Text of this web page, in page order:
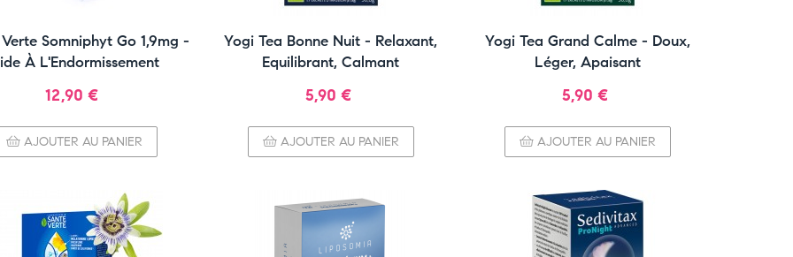
Somniphyt Go 1,9mg -
À L'Endormissement
Prix
12,90 €
AJOUTER AU PANIER
Yogi Tea Bonne Nuit - Relaxant,
Equilibrant, Calmant
Prix
5,90 €
AJOUTER AU PANIER
Yogi Tea Grand Calme - Doux,
Léger, Apaisant
Prix
5,90 €
AJOUTER AU PANIER